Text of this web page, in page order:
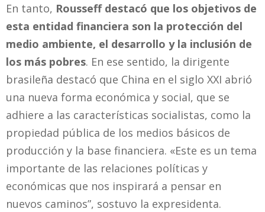
En tanto, Rousseff destacó que los objetivos de
esta entidad financiera son la protección del
medio ambiente, el desarrollo y la inclusión de
los más pobres. En ese sentido, la dirigente
brasileña destacó que China en el siglo XXI abrió
una nueva forma económica y social, que se
adhiere a las características socialistas, como la
propiedad pública de los medios básicos de
producción y la base financiera. «Este es un tema
importante de las relaciones políticas y
económicas que nos inspirará a pensar en
nuevos caminos”, sostuvo la expresidenta.